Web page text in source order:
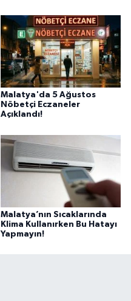
Malatya'da 5 Ağustos
Nöbetçi Eczaneler
Açıklandı!
Malatya’nın Sıcaklarında
Klima Kullanırken Bu Hatayı
Yapmayın!